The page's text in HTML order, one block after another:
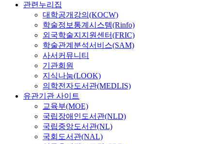
관련누리집
대학공개강의(KOCW)
학술정보통계시스템(Rinfo)
외국학술지지원센터(FRIC)
학술관계분석서비스(SAM)
사서커뮤니티
기관회원
지식나눔(LOOK)
의학전자도서관(MEDLIS)
유관기관 사이트
교육부(MOE)
국립장애인도서관(NLD)
국립중앙도서관(NL)
국회도서관(NAL)